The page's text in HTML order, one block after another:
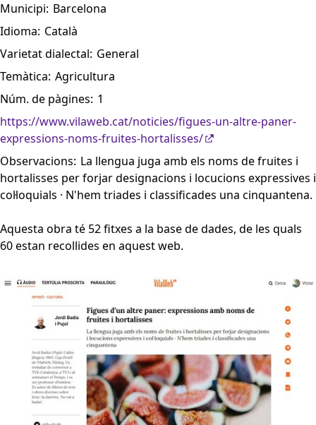
Municipi: Barcelona
Idioma: Català
Varietat dialectal: General
Temàtica: Agricultura
Núm. de pàgines: 1
https://www.vilaweb.cat/noticies/figues-un-altre-paner-
expressions-noms-fruites-hortalisses/
Observacions: La llengua juga amb els noms de fruites i
hortalisses per forjar designacions i locucions expressives i
col·loquials · N'hem triades i classificades una cinquantena.
Aquesta obra té 52 fitxes a la base de dades, de les quals
60 estan recollides en aquest web.